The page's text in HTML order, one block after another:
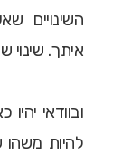
השינויים
איתך. שינוי
ובוודאי
להיות